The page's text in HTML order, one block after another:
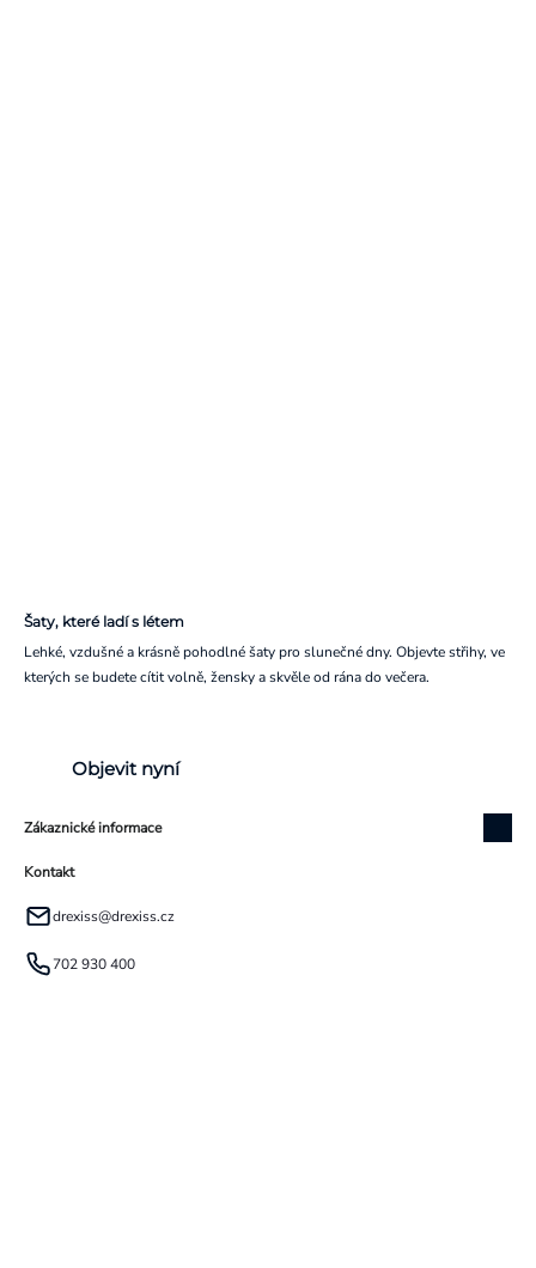
Šaty, které ladí s létem
Lehké, vzdušné a krásně pohodlné šaty pro slunečné dny. Objevte střihy, ve
kterých se budete cítit volně, žensky a skvěle od rána do večera.
Objevit nyní
Zákaznické informace
Kontakt
drexiss@drexiss.cz
702 930 400